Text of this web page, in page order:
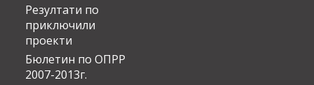
Резултати по
приключили
проекти
Бюлетин по ОПРР
2007-2013г.